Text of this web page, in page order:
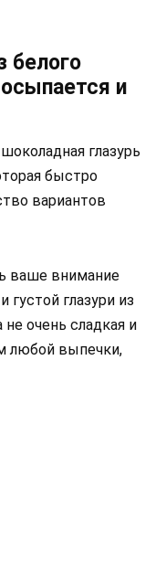
белого
и
глазурь
быстро
вариантов
ваше внимание
густой глазури из
очень сладкая и
любой выпечки,